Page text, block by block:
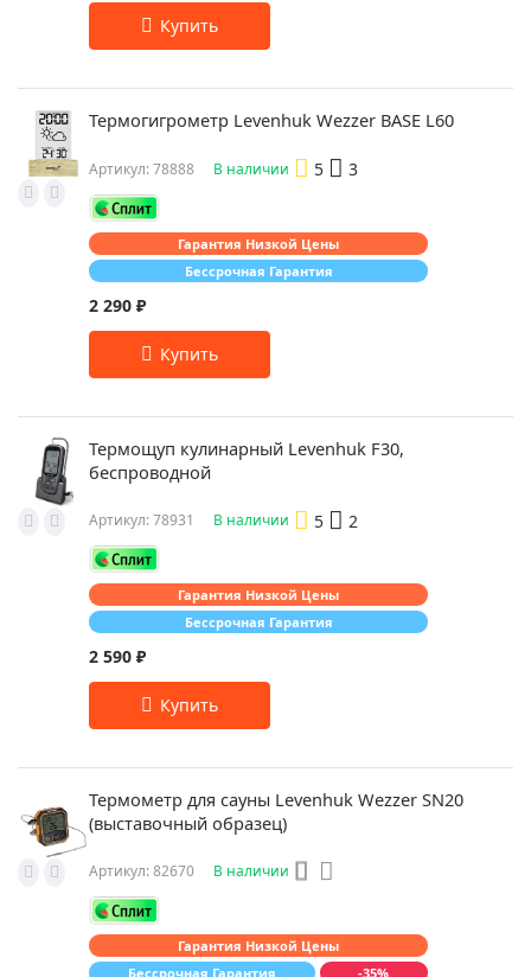
Термогигрометр Levenhuk Wezzer BASE L60
2 290 ₽
Артикул: 78888 В наличии 5 3
Гарантия Низкой Цены
Бессрочная Гарантия
Термощуп кулинарный Levenhuk F30,
беспроводной
2 590 ₽
Артикул: 78931 В наличии 5 2
Гарантия Низкой Цены
Бессрочная Гарантия
Термометр для сауны Levenhuk Wezzer SN20
(выставочный образец)
Артикул: 82670 В наличии
Гарантия Низкой Цены
Бессрочная Гарантия
-35%